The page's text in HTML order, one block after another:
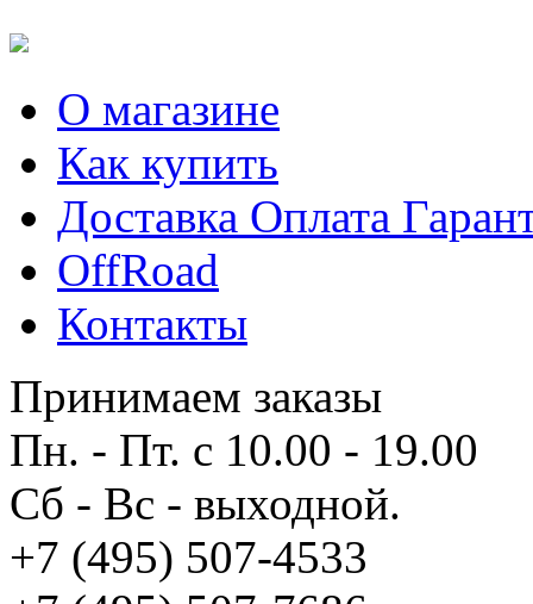
О магазине
Как купить
Доставка Оплата
OffRoad
Контакты
Принимаем заказы
Пн. - Пт. с 10.00 - 19.00
Сб - Вс - выходной.
+7 (495) 507-4533